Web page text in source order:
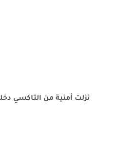
نزلت أمنية من التاكسي